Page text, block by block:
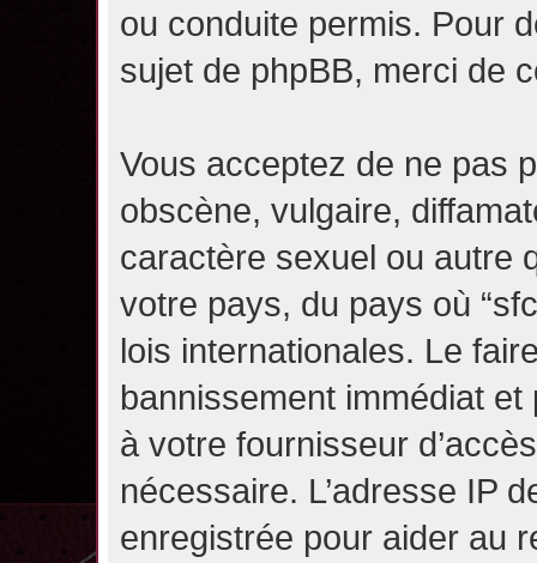
ou conduite permis. Pour
sujet de phpBB, merci de
Vous acceptez de ne pas
obscène, vulgaire,
caractère sexuel ou autre
votre pays, du pays où
lois internationales. Le
bannissement immédiat
à votre fournisseur
nécessaire. L’adresse IP
enregistrée pour aider au